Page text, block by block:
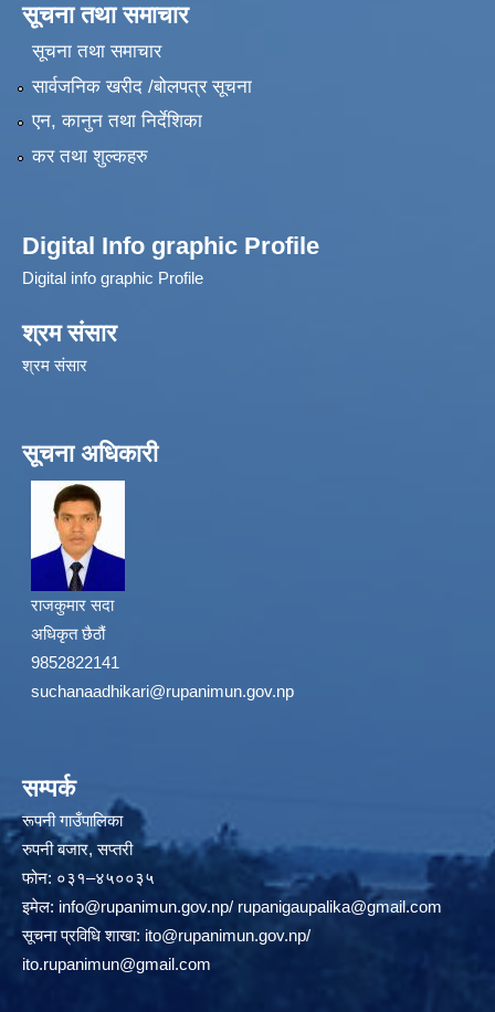
सूचना तथा समाचार
सूचना तथा समाचार
सार्वजनिक खरीद /बोलपत्र सूचना
एन, कानुन तथा निर्देशिका
कर तथा शुल्कहरु
Digital Info graphic Profile
Digital info graphic Profile
श्रम संसार
श्रम संसार
सूचना अधिकारी
राजकुमार सदा
अधिकृत छैठौं
9852822141
suchanaadhikari@rupanimun.gov.np
सम्पर्क
रूपनी गाउँपालिका
रुपनी बजार, सप्तरी
फोन: ०३१–४५००३५
इमेल: info@rupanimun.gov.np/ rupanigaupalika@gmail.com
सूचना प्रविधि शाखा: ito@rupanimun.gov.np/
ito.rupanimun@gmail.com